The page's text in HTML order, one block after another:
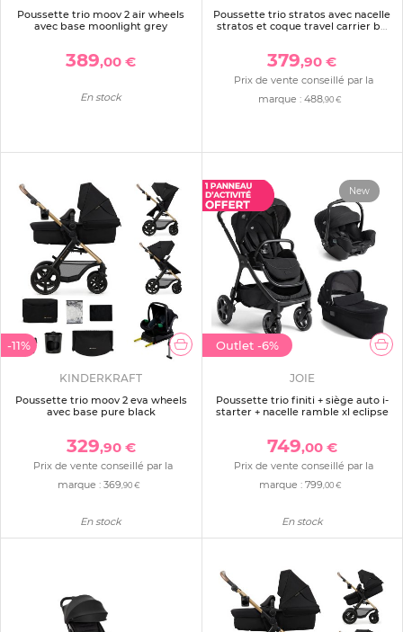
Poussette trio moov 2 air wheels
avec base moonlight grey
389,00 €
En stock
Poussette trio stratos avec nacelle
stratos et coque travel carrier be
379,90 €
Prix de vente conseillé par la
marque :488 ,90 €
-11%
KINDERKRAFT
Poussette trio moov 2 eva wheels
avec base pure black
329,90 €
Prix de vente conseillé par la
marque :369 ,90 €
En stock
Outlet -6%
New
JOIE
Poussette trio finiti + siège auto i-
starter + nacelle ramble xl eclipse
749,00 €
Prix de vente conseillé par la
marque : 799 ,00 €
En stock